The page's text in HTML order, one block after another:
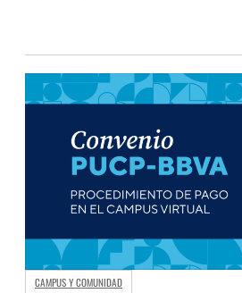
CAMPUS Y COMUNIDAD